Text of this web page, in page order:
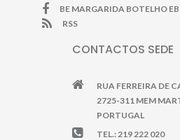
BE MARGARIDA BOTELHO
RSS
CONTACTOS SEDE
RUA FERREIRA DE
2725-311 MEM
PORTUGAL
TEL.: 219 222 020